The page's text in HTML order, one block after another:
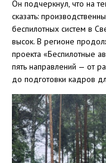
Он подчеркнул, что на
сказать:
беспилотных систем в
высок. В регионе
проекта «Беспилотные
пять направлений — от
до подготовки кадров